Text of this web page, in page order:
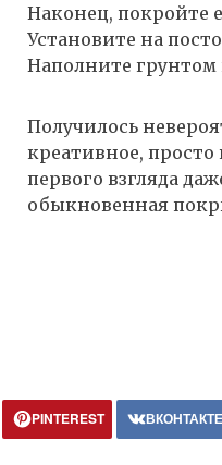
Наконец, покройте
Установите на
Наполните грунтом
Получилось
креативное,
первого взгляда
обыкновенная
PINTEREST ВКОНТАКТЕ